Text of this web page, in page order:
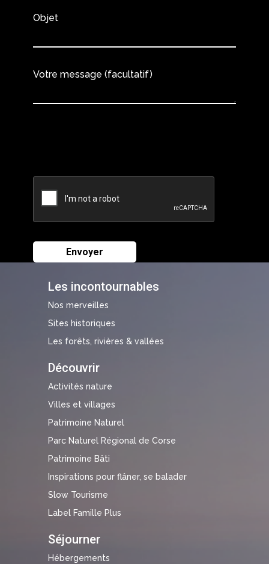
Les incontournables
Nos merveilles
Sites historiques
Les forêts, rivières & vallées
Découvrir
Activités nature
Villes et villages
Patrimoine Naturel
Parc Naturel Régional de Corse
Patrimoine Bâti
Inspirations pour flâner, se balader
Slow Tourisme
Label Famille Plus
Séjourner
Hébergements
Objet
Votre message (facultatif)